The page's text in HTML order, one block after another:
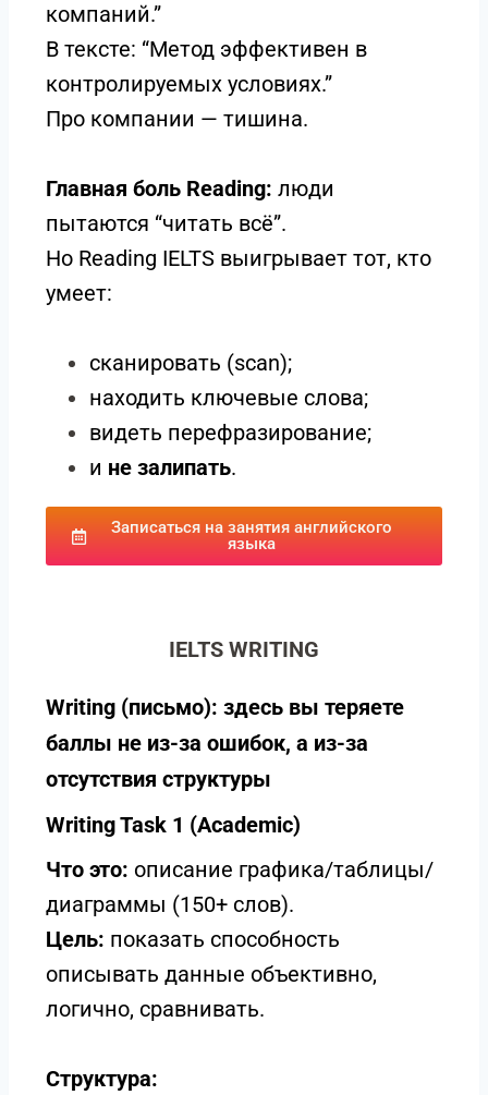
компаний.”
В тексте: “Метод эффективен в
контролируемых условиях.”
Про компании — тишина.
Главная боль Reading: люди
пытаются “читать всё”.
Но Reading IELTS выигрывает тот, кто
умеет:
сканировать (scan);
находить ключевые слова;
видеть перефразирование;
и не залипать.
Записаться на занятия английского
языка
IELTS WRITING
Writing (письмо): здесь вы теряете
баллы не из-за ошибок, а из-за
отсутствия структуры
Writing Task 1 (Academic)
Что это: описание графика/таблицы/
диаграммы (150+ слов).
Цель: показать способность
описывать данные объективно,
логично, сравнивать.
Структура: